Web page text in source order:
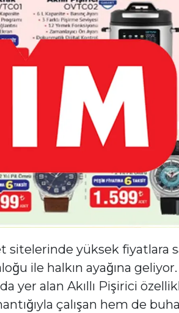
yüksek fiyatlara
ile halkın ayağına geliyor.
yer alan Akıllı Pişirici
çalışan hem de